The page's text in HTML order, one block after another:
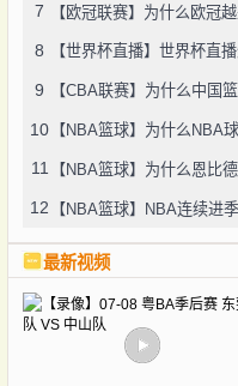
7 【欧冠联赛】为什么欧冠
8 【世界杯直播】世界杯直
9 【CBA联赛】为什么中国
10 【NBA篮球】为什么NBA
11 【NBA篮球】为什么恩比
12 【NBA篮球】NBA连续进
最新视频